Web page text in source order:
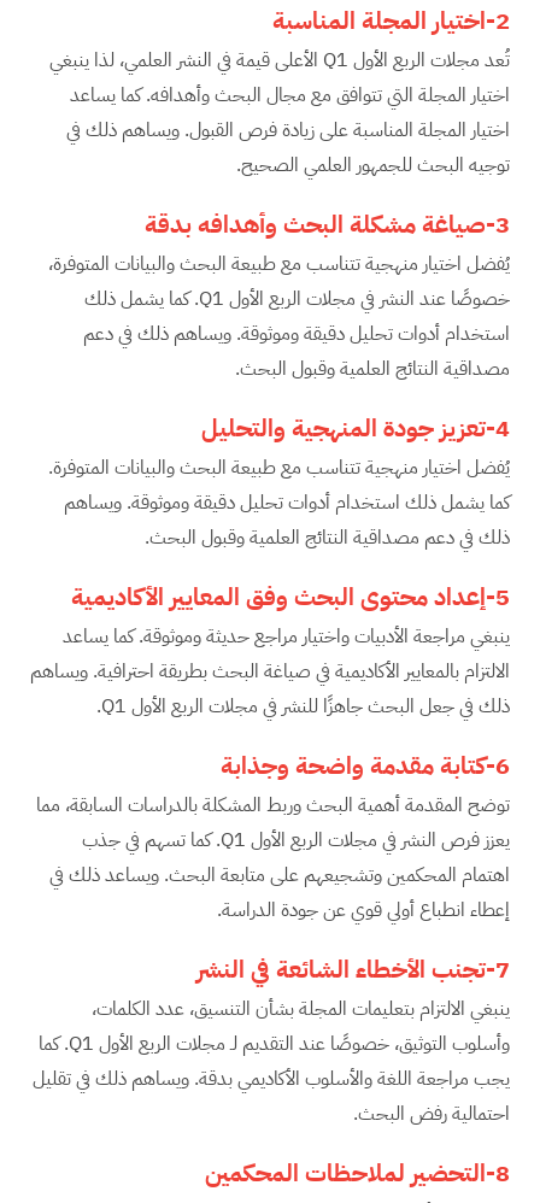
2-اختيار المجلة المناسبة
تُعد مجلات الربع الأول Q1 الأعلى قيمة في النشر العلمي، لذا ينبغي
اختيار المجلة التي تتوافق مع مجال البحث وأهدافه. كما يساعد
اختيار المجلة المناسبة على زيادة فرص القبول. ويساهم ذلك في
توجيه البحث للجمهور العلمي الصحيح.
3-صياغة مشكلة البحث وأهدافه بدقة
يُفضل اختيار منهجية تتناسب مع طبيعة البحث والبيانات المتوفرة،
خصوصًا عند النشر في مجلات الربع الأول Q1. كما يشمل ذلك
استخدام أدوات تحليل دقيقة وموثوقة. ويساهم ذلك في دعم
مصداقية النتائج العلمية وقبول البحث.
4-تعزيز جودة المنهجية والتحليل
يُفضل اختيار منهجية تتناسب مع طبيعة البحث والبيانات المتوفرة.
كما يشمل ذلك استخدام أدوات تحليل دقيقة وموثوقة. ويساهم
ذلك في دعم مصداقية النتائج العلمية وقبول البحث.
5-إعداد محتوى البحث وفق المعايير الأكاديمية
ينبغي مراجعة الأدبيات واختيار مراجع حديثة وموثوقة. كما يساعد
الالتزام بالمعايير الأكاديمية في صياغة البحث بطريقة احترافية. ويساهم
ذلك في جعل البحث جاهزًا للنشر في مجلات الربع الأول Q1.
6-كتابة مقدمة واضحة وجذابة
توضح المقدمة أهمية البحث وربط المشكلة بالدراسات السابقة، مما
يعزز فرص النشر في مجلات الربع الأول Q1. كما تسهم في جذب
اهتمام المحكمين وتشجيعهم على متابعة البحث. ويساعد ذلك في
إعطاء انطباع أولي قوي عن جودة الدراسة.
7-تجنب الأخطاء الشائعة في النشر
ينبغي الالتزام بتعليمات المجلة بشأن التنسيق، عدد الكلمات،
وأسلوب التوثيق، خصوصًا عند التقديم لـ مجلات الربع الأول Q1. كما
يجب مراجعة اللغة والأسلوب الأكاديمي بدقة. ويساهم ذلك في تقليل
احتمالية رفض البحث.
8-التحضير لملاحظات المحكمين